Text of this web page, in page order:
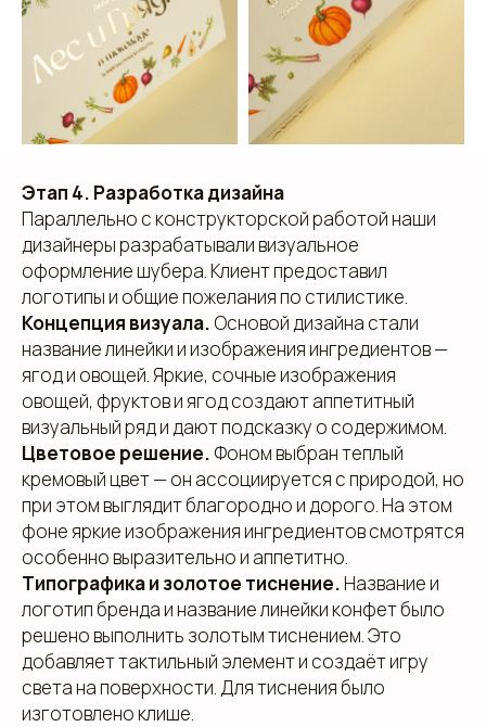
Этап 4. Разработка дизайна
Параллельно с конструкторской работой наши
дизайнеры разрабатывали визуальное
оформление шубера. Клиент предоставил
логотипы и общие пожелания по стилистике.
Концепция визуала. Основой дизайна стали
название линейки и изображения ингредиентов —
ягод и овощей. Яркие, сочные изображения
овощей, фруктов и ягод создают аппетитный
визуальный ряд и дают подсказку о содержимом.
Цветовое решение. Фоном выбран теплый
кремовый цвет — он ассоциируется с природой, но
при этом выглядит благородно и дорого. На этом
фоне яркие изображения ингредиентов смотрятся
особенно выразительно и аппетитно.
Типографика и золотое тиснение.Название и
логотип бренда и название линейки конфет было
решено выполнить золотым тиснением. Это
добавляет тактильный элемент и создаёт игру
света на поверхности. Для тиснения было
изготовлено клише.